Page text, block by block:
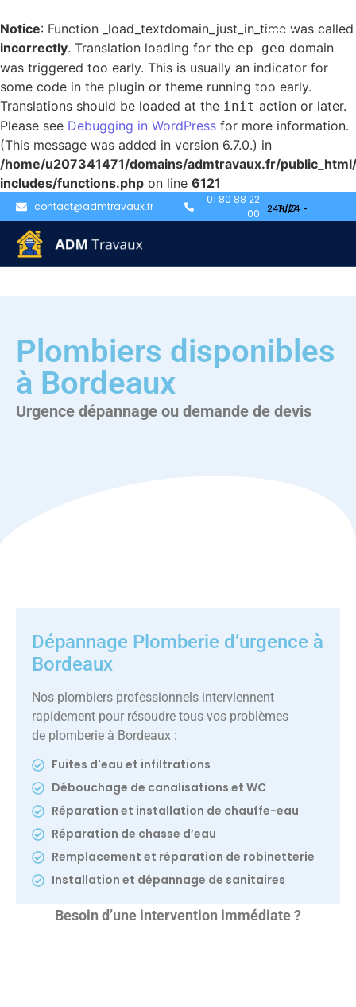
Notice: Function _load_textdomain_just_in_time was called
incorrectly. Translation loading for the ep-geo domain
was triggered too early. This is usually an indicator for
some code in the plugin or theme running too early.
Translations should be loaded at the init action or later.
Please see Debugging in WordPress for more information.
(This message was added in version 6.7.0.) in
/home/u207341471/domains/admtravaux.fr/
includes/functions.php on line 6121
contact@admtravaux.fr
01 80 88 22
00
Plombiers disponibles
à Bordeaux
Urgence dépannage ou demande de devis
Dépannage Plomberie d’urgence à
Bordeaux
Nos plombiers professionnels interviennent
rapidement pour résoudre tous vos problèmes
de plomberie à Bordeaux :
Fuites d'eau et infiltrations
Débouchage de canalisations et WC
Réparation et installation de chauffe-eau
Réparation de chasse d’eau
Remplacement et réparation de robinetterie
Installation et dépannage de sanitaires
Besoin d’une intervention immédiate ?